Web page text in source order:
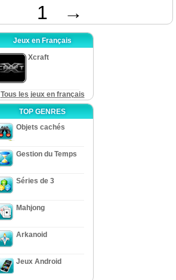
1 →
Jeux en Français
Xcraft
Tous les jeux en français
TOP GENRES
Objets cachés
Gestion du Temps
Séries de 3
Mahjong
Arkanoid
Jeux Android